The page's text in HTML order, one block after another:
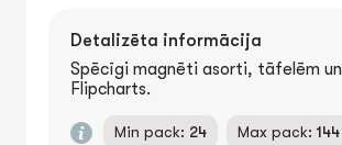
Detalizēta informācija
Spēcīgi magnēti asorti, tāfelēm un
Flipcharts.
Min pack: 24 Max pack: 144